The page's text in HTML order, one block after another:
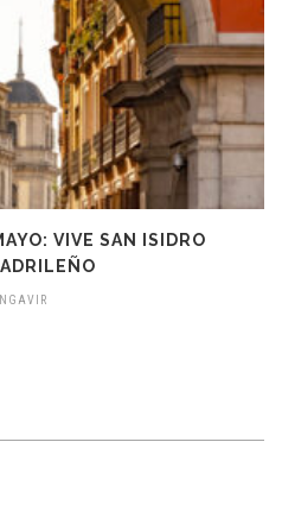
VIVE SAN ISIDRO